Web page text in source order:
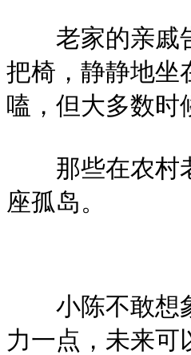
老家的亲戚告
把椅，静静地坐
嗑，但大多数时
那些在农村老
座孤岛。
小陈不敢想象
力一点，未来可